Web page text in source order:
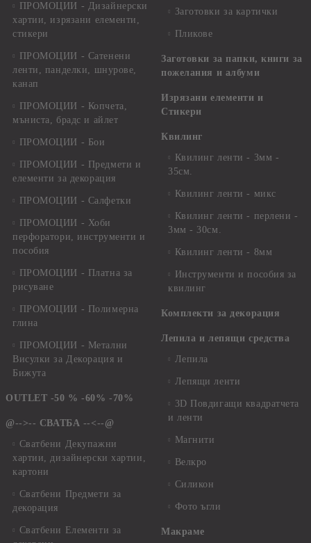
ПРОМОЦИИ - Дизайнерски
хартии, изрязани елементи,
стикери
ПРОМОЦИИ - Сатенени
ленти, панделки, шнурове,
канап
ПРОМОЦИИ - Копчета,
мъниста, брадс и айлет
ПРОМОЦИИ - Бои
ПРОМОЦИИ - Предмети и
елементи за декорация
ПРОМОЦИИ - Салфетки
ПРОМОЦИИ - Хоби
перфоратори, инструменти и
пособия
ПРОМОЦИИ - Платна за
рисуване
ПРОМОЦИИ - Полимерна
глина
ПРОМОЦИИ - Метални
Висулки за Декорация и
Бижута
OUTLET -50 % -60% -70%
@-->-- СВАТБА --<--@
Сватбени Декупажни
хартии, дизайнерски хартии,
картони
Сватбени Предмети за
декорация
Сватбени Елементи за
Заготовки за картички
Пликове
Заготовки за папки, книги за
пожелания и албуми
Изрязани елементи и
Стикери
Квилинг
Квилинг ленти - 3мм -
35см.
Квилинг ленти - микс
Квилинг ленти - перлени -
3мм - 30см.
Квилинг ленти - 8мм
Инструменти и пособия за
квилинг
Комплекти за декорация
Лепила и лепящи средства
Лепила
Лепящи ленти
3D Повдигащи квадратчета
и ленти
Магнити
Велкро
Силикон
Фото ъгли
Макраме